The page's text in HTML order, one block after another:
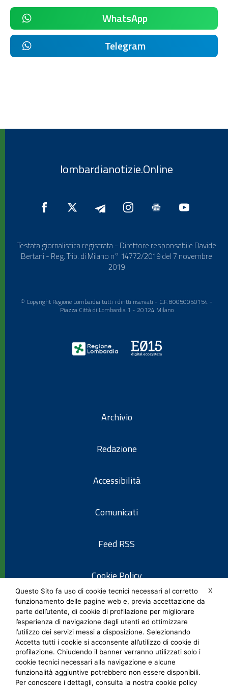
WhatsApp
Telegram
lombardianotizie.Online
Testata giornalistica registrata - Direttore responsabile Davide
Bertani - Reg. Trib. di Milano n° 14772/2019 del 7 novembre
2019
© Copyright Regione Lombardia tutti i diritti riservati - C.F. 80050050154 -
Piazza Città di Lombardia 1 - 20124 Milano
Archivio
Redazione
Accessibilità
Comunicati
Feed RSS
Cookie Policy
Informativa privacy
Note legali
Social Media Policy
X
Questo Sito fa uso di cookie tecnici necessari al corretto
funzionamento delle pagine web e, previa accettazione da
parte dell’utente, di cookie di profilazione per migliorare
l’esperienza di navigazione degli utenti ed ottimizzare
l’utilizzo dei servizi messi a disposizione. Selezionando
Accetta tutti i cookie si acconsente all’utilizzo di cookie di
profilazione. Chiudendo il banner verranno utilizzati solo i
cookie tecnici necessari alla navigazione e alcune
funzionalità aggiuntive potrebbero non essere disponibili.
Per conoscere i dettagli, consulta la nostra cookie policy